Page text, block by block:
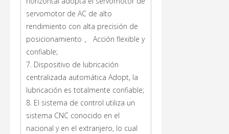
servomotor de AC de alto
rendimiento con alta precisión de
posicionamiento 、 Acción flexible y
confiable;
7. Dispositivo de lubricación
centralizada automática Adopt, la
lubricación es totalmente confiable;
8. El sistema de control utiliza un
sistema CNC conocido en el
nacional y en el extranjero, lo cual